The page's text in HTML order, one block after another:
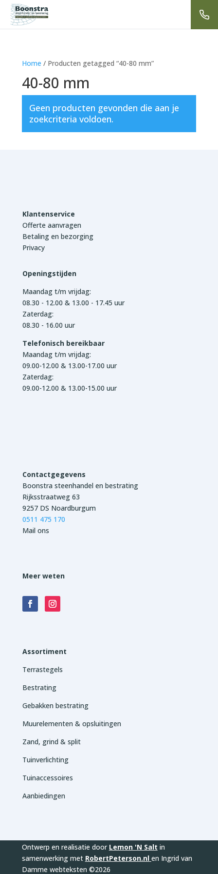
Home / Producten getagged “40-80 mm”
40-80 mm
Geen producten gevonden die aan je
zoekcriteria voldoen.
Klantenservice
Offerte aanvragen
Betaling en bezorging
Privacy
Openingstijden
Maandag t/m vrijdag:
08.30 - 12.00 & 13.00 - 17.45 uur
Zaterdag:
08.30 - 16.00 uur
Telefonisch bereikbaar
Maandag t/m vrijdag:
09.00-12.00 & 13.00-17.00 uur
Zaterdag:
09.00-12.00 & 13.00-15.00 uur
Contactgegevens
Boonstra steenhandel en bestrating
Rijksstraatweg 63
9257 DS Noardburgum
0511 475 170
Mail ons
Meer weten
Assortiment
Terrastegels
Bestrating
Gebakken bestrating
Muurelementen & opsluitingen
Zand, grind & split
Tuinverlichting
Tuinaccessoires
Aanbiedingen
Ontwerp en realisatie door Lemon 'N Salt in
samenwerking met RobertPeterson.nl en Ingrid van
Damme webteksten ©2026